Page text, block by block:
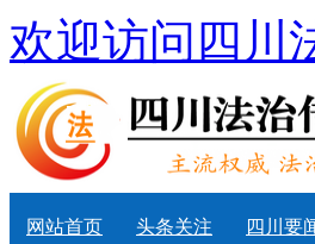
欢迎访问四川
网站首页 头条关注 四川要